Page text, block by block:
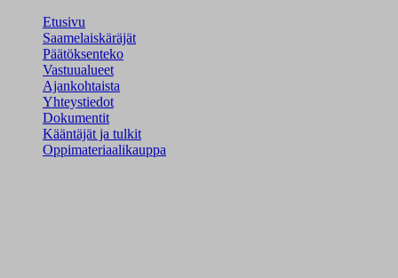
Etusivu
Saamelaiskäräjät
Päätöksenteko
Vastuualueet
Ajankohtaista
Yhteystiedot
Dokumentit
Kääntäjät ja tulkit
Oppimateriaalikauppa